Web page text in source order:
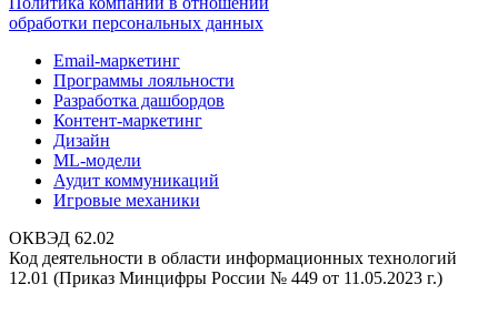
обработки персональных данных
Email-маркетинг
Программы лояльности
Разработка дашбордов
Контент-маркетинг
Дизайн
ML-модели
Аудит коммуникаций
Игровые механики
ОКВЭД 62.02
Код деятельности в области информационных технологий
12.01 (Приказ Минцифры России № 449 от 11.05.2023 г.)